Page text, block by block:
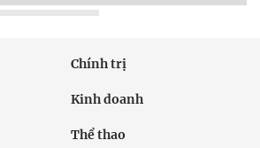
Chính trị
Kinh doanh
Thể thao